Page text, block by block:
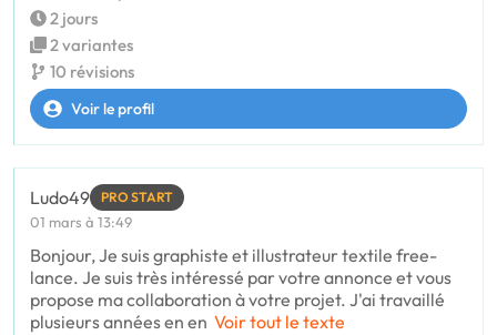
2 jours
2 variantes
10 révisions
Voir le profil
Ludo49 PRO START
01 mars à 13:49
Bonjour, Je suis graphiste et illustrateur textile free-
lance. Je suis très intéressé par votre annonce et vous
propose ma collaboration à votre projet. J'ai travaillé
plusieurs années en en Voir tout le texte